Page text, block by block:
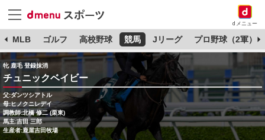
dメニュー
MLB ゴルフ 高校野球 競馬 Jリーグ プロ野球（2軍）
牝 鹿毛 登録抹消
チュニックベイビー
父:ダンツシアトル
母:ヒノクニレデイ
調教師:北橋 修二 (栗東)
馬主:吉田 三郎
生産者:鹿屋吉田牧場